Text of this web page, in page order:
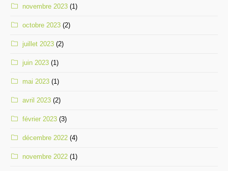
novembre 2023 (1)
octobre 2023 (2)
juillet 2023 (2)
juin 2023 (1)
mai 2023 (1)
avril 2023 (2)
février 2023 (3)
décembre 2022 (4)
novembre 2022 (1)